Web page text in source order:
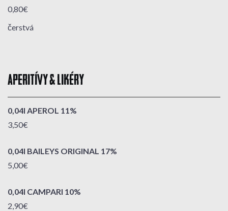
0,80€
čerstvá
APERITÍVY & LIKÉRY
0,04l APEROL 11%
3,50€
0,04l BAILEYS ORIGINAL 17%
5,00€
0,04l CAMPARI 10%
2,90€